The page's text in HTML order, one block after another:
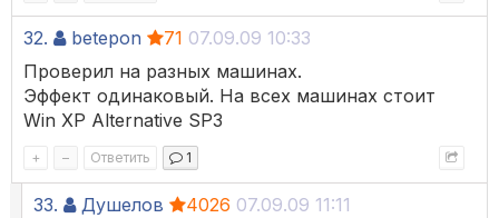
32. betepon 71 07.09.09 10:33
Проверил на разных машинах.
Эффект одинаковый. На всех машинах стоит
Win XP Alternative SP3
+ – Ответить 1
33. Душелов 4026 07.09.09 11:11